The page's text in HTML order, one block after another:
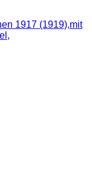
1917 (1919),mit